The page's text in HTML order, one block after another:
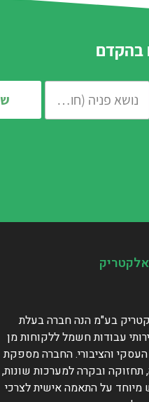
בהקדם
בע"מ הנה חברה בעלת
עבודות חשמל ללקוחות מן
והציבורי. החברה מספקת
תחזוקה ובקרה למערכות שונות,
מיוחד על התאמה אישית לצרכי